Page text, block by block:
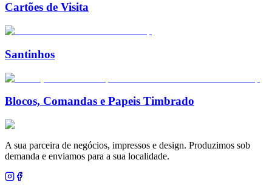
Cartões de Visita
Santinhos
Blocos, Comandas e Papeis Timbrado
A sua parceira de negócios, impressos e design. Produzimos sob
demanda e enviamos para a sua localidade.